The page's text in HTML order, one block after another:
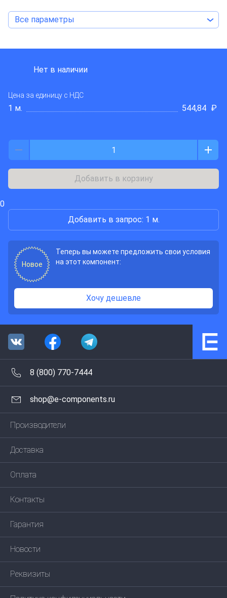
Все параметры
Нет в наличии
Цена за единицу с НДС
1 м. 544,84 ₽
Добавить в корзину
0
Добавить в запрос: 1 м.
Новое
Теперь вы можете предложить свои условия
на этот компонент:
Хочу дешевле
8 (800) 770-7444
shop@e-components.ru
Производители
Доставка
Оплата
Контакты
Гарантия
Новости
Реквизиты